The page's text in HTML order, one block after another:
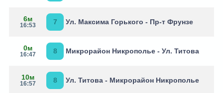
6м
16:53 7 Ул. Максима Горького - Пр-т Фрунзе
0м
16:47 8 Микрорайон Никрополье - Ул. Титова
10м
16:57 8 Ул. Титова - Микрорайон Никрополье